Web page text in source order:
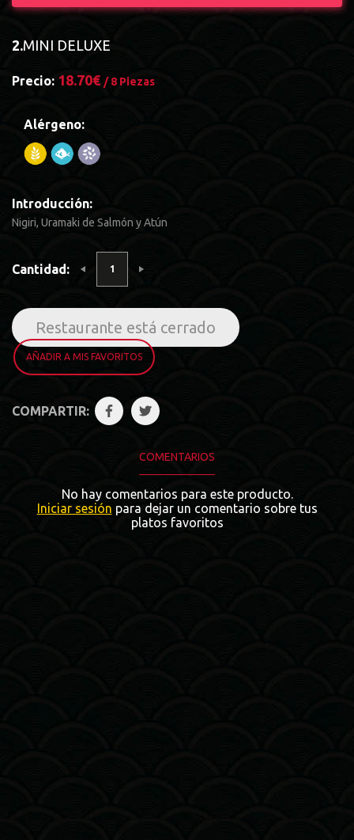
2.MINI DELUXE
Precio: 18.70€ / 8 Piezas
Alérgeno:
Introducción:
Nigiri, Uramaki de Salmón y Atún
Cantidad:
Restaurante está cerrado
AÑADIR A MIS FAVORITOS
COMPARTIR:
COMENTARIOS
No hay comentarios para este producto.
Iniciar sesión para dejar un comentario sobre tus
platos favoritos